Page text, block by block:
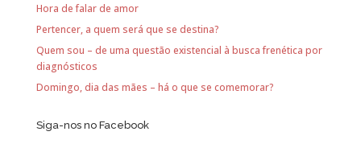
Hora de falar de amor
Pertencer, a quem será que se destina?
Quem sou – de uma questão existencial à busca frenética por
diagnósticos
Domingo, dia das mães – há o que se comemorar?
Siga-nos no Facebook